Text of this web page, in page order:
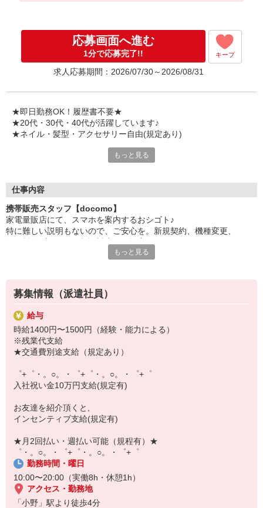
入社祝い金10万円支給(規定有)
お友達を紹介頂くと,
インセンティブ支給(規定有)
゜・。○。・゜+゜・。○。・゜+゜
応募画面へ進む
1分で応募完了!! キープ
求人応募期間：2026/07/30～2026/08/31
★即日勤務OK！履歴書不要★
★20代・30代・40代が活躍しています♪
★ネイル・髪型・アクセサリー自由(規定あり)
でも心配ご無用！
お互いに教え合ったり、フォローしあったりする
和気あいあいとした人間関係がある店舗ばかり！
皆で一緒にステップアップしましょう♪
【選べるお仕事いろいろ】
▼オフィスワーク
事務、経理、データ入力、コールセンター、受付
▼工場・製造・軽作業系
機械/食品製造・梱包・仕分け・加工・組立・検査
▼美容系
眉毛サロンのアイブロウ・ネイリスト・エステ
▼営業・販売
法人営業・アパレル販売・個別指導塾・人材紹介
▼人気案件も多数♪
短期・期間限定・オープニング・官公庁案件
上場/優良/大手企業など
【スマホ面接実施中】
￣￣￣￣￣￣￣￣￣
自宅に居ながらスマホでカンタン面接OK！
オンライン面談なのでスピード対応。
もっと見る
仕事内容
携帯販売スタッフ【docomo】
家電量販店にて、スマホを案内するおシゴト♪
特に難しい説明もないので、ご安心を。新規契約、機種変更、
満足度◎
■携帯やインターネット販売業務
docomo(ドコモ)/au(エーユー)・KDDI/softbank(ソフトバンク)など
の大手キャリアから
ワイモバイル(Y!mobille)、楽天モバイル、UQなど格安スマホまで幅
広く紹介可能♪
もっと見る
募集情報（派遣社員）
給与
時給1400円〜1500円（経験・能力による）
※残業代支給
★交通費別途支給（規定あり）
゜+゜・。○。・゜+゜・。○。・゜+゜
入社祝い金10万円支給(規定有)
お友達を紹介頂くと,
インセンティブ支給(規定有)
★月2回払い・週払い可能（規程有）★
゜・。○。・゜+゜・。○。・゜+゜
勤務時間・曜日
10:00〜20:00（実働8h・休憩1h）
アクセス・勤務地
「小野」駅より徒歩4分